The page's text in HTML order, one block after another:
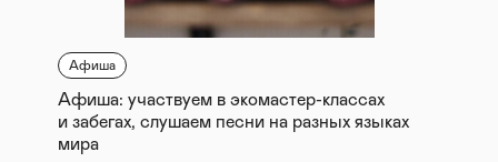
Афиша
Афиша: участвуем в экомастер-классах
и забегах, слушаем песни на разных языках
мира